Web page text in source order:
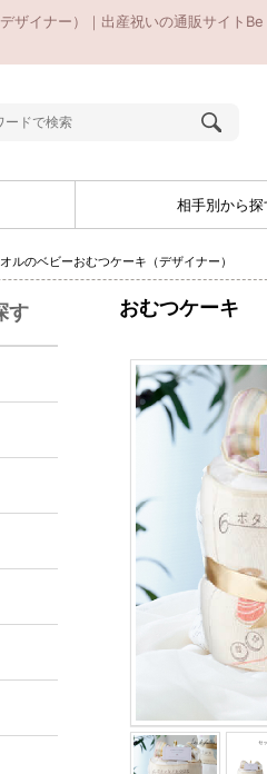
ザイナー）｜出産祝いの通販サイトBe
相手別から探
ルのベビーおむつケーキ（デザイナー）
おむつケーキ
す